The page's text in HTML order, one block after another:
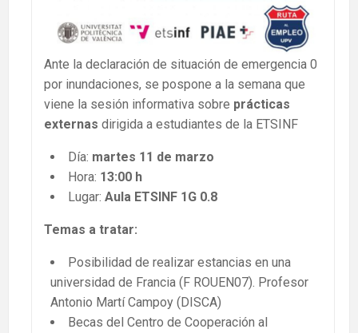
Ante la declaración de situación de emergencia 0
por inundaciones, se pospone a la semana que
viene la sesión informativa sobre prácticas
externas dirigida a estudiantes de la ETSINF
Día: martes 11 de marzo
Hora: 13:00 h
Lugar: Aula ETSINF 1G 0.8
Temas a tratar:
Posibilidad de realizar estancias en una
universidad de Francia (F ROUEN07). Profesor
Antonio Martí Campoy (DISCA)
Becas del Centro de Cooperación al